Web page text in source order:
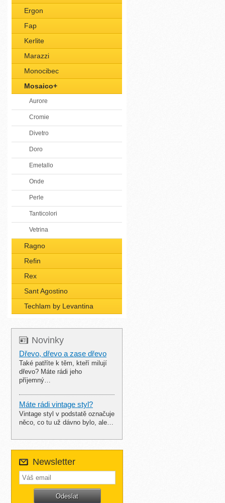
Ergon
Fap
Kerlite
Marazzi
Monocibec
Mosaico+
Aurore
Cromie
Divetro
Doro
Emetallo
Onde
Perle
Tanticolori
Vetrina
Ragno
Refin
Rex
Sant Agostino
Techlam by Levantina
Novinky
Dřevo, dřevo a zase dřevo
Také patříte k těm, kteří milují
dřevo? Máte rádi jeho
příjemný…
Máte rádi vintage styl?
Vintage styl v podstatě označuje
něco, co tu už dávno bylo, ale…
Newsletter